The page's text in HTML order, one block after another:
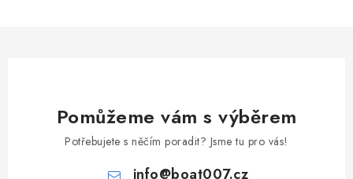
Pomůžeme vám s výběrem
Potřebujete s něčím poradit? Jsme tu pro vás!
info@boat007.cz